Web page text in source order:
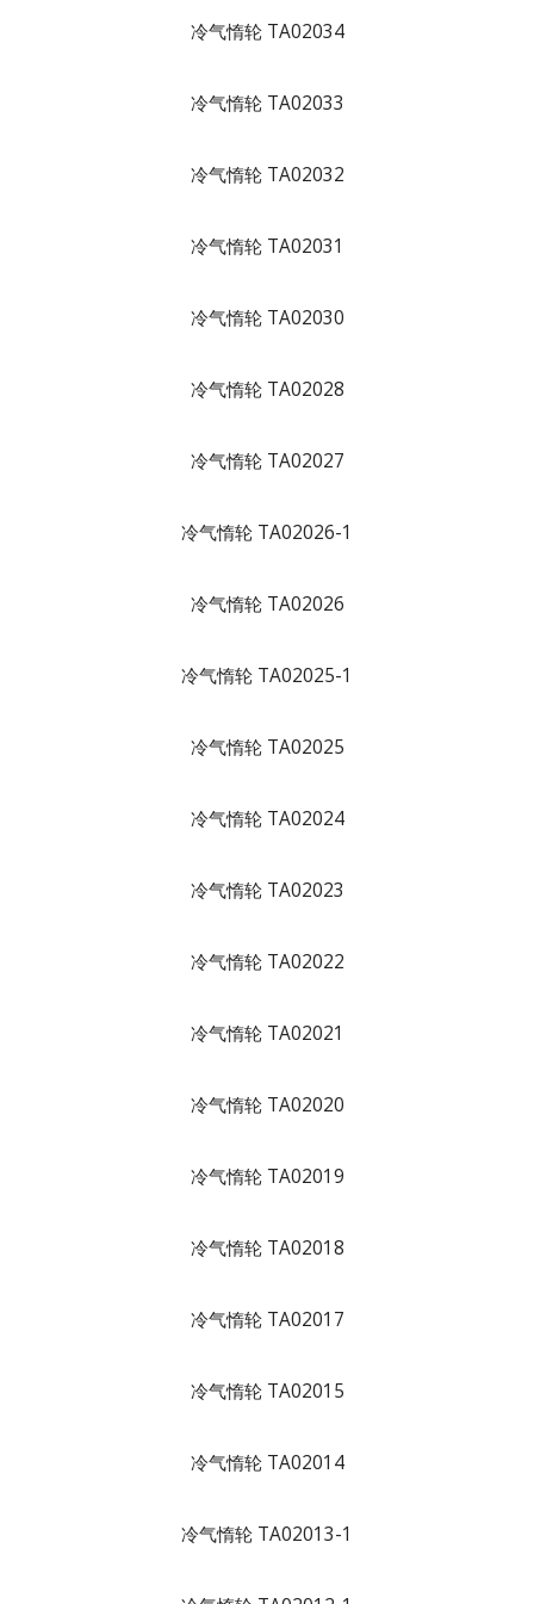
冷气惰轮 TA02034
冷气惰轮 TA02033
冷气惰轮 TA02032
冷气惰轮 TA02031
冷气惰轮 TA02030
冷气惰轮 TA02028
冷气惰轮 TA02027
冷气惰轮 TA02026-1
冷气惰轮 TA02026
冷气惰轮 TA02025-1
冷气惰轮 TA02025
冷气惰轮 TA02024
冷气惰轮 TA02023
冷气惰轮 TA02022
冷气惰轮 TA02021
冷气惰轮 TA02020
冷气惰轮 TA02019
冷气惰轮 TA02018
冷气惰轮 TA02017
冷气惰轮 TA02015
冷气惰轮 TA02014
冷气惰轮 TA02013-1